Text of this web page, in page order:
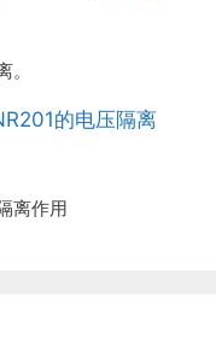
的电压隔离
离作用